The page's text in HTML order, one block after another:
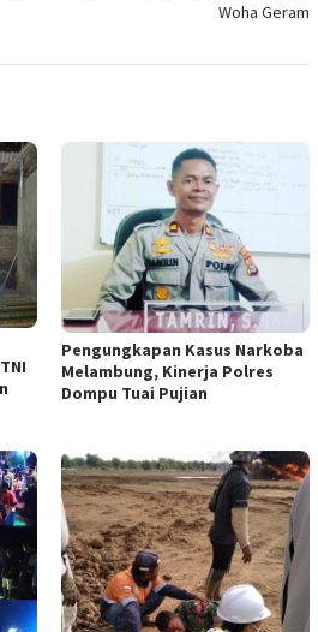
Woha Geram
Pengungkapan Kasus Narkoba
Melambung, Kinerja Polres
Dompu Tuai Pujian